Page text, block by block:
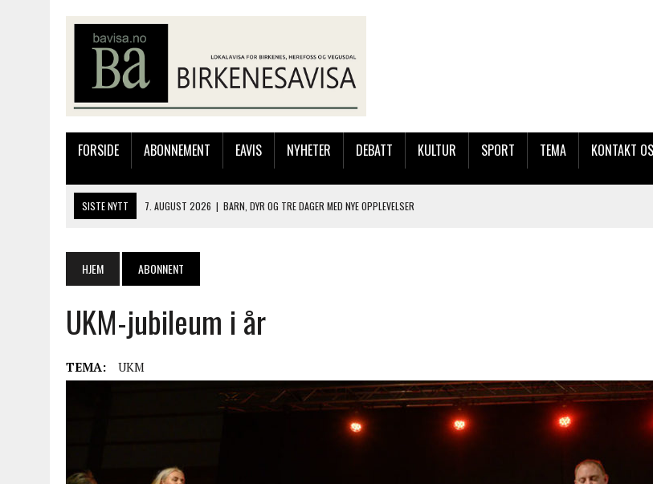
FORSIDE ABONNEMENT EAVIS NYHETER DEBATT KULTUR SPORT TEMA KONTAKT
SISTE NYTT 7. AUGUST 2026 | BARN, DYR OG TRE DAGER MED NYE OPPLEVELSER
6. AUGUST 2026 | BYGGING AV FLATBUNNINGER PÅ MUSEET
7. AUGUST 2026
FLYTTER PRODUKSJONEN TIL OSLO: FLERE MISTER JOBBEN VED SYNKRON MEDIA
HJEM ABONNENT
UKM-jubileum i år
TEMA: UKM